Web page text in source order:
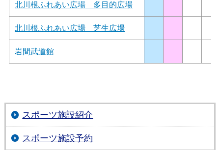
北川根ふれあい広場 多目的広場
北川根ふれあい広場 芝生広場
岩間武道館
スポーツ施設紹介
スポーツ施設予約